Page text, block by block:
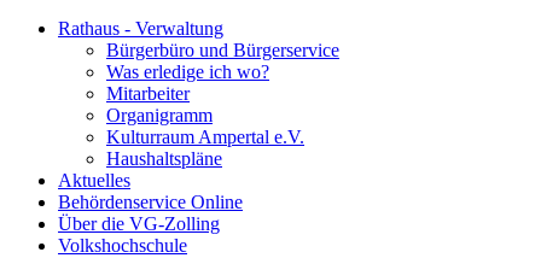
Rathaus - Verwaltung
Bürgerbüro und Bürgerservice
Was erledige ich wo?
Mitarbeiter
Organigramm
Kulturraum Ampertal e.V.
Haushaltspläne
Aktuelles
Behördenservice Online
Über die VG-Zolling
Volkshochschule